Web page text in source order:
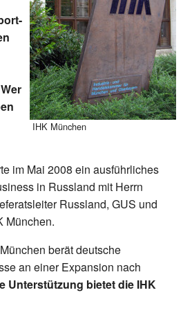
IHK München
im Mai 2008 ein ausführliches
in Russland mit Herrn
Russland, GUS und
München.
berät deutsche
an einer Expansion nach
Unterstützung bietet die IHK